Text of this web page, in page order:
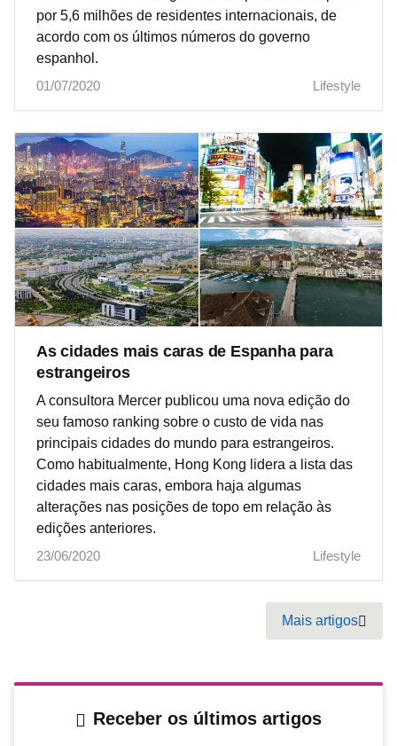
por 5,6 milhões de residentes internacionais, de
acordo com os últimos números do governo
espanhol.
01/07/2020
Lifestyle
As cidades mais caras de Espanha para
estrangeiros
A consultora Mercer publicou uma nova edição do
seu famoso ranking sobre o custo de vida nas
principais cidades do mundo para estrangeiros.
Como habitualmente, Hong Kong lidera a lista das
cidades mais caras, embora haja algumas
alterações nas posições de topo em relação às
edições anteriores.
23/06/2020
Lifestyle
Mais artigos
Receber os últimos artigos